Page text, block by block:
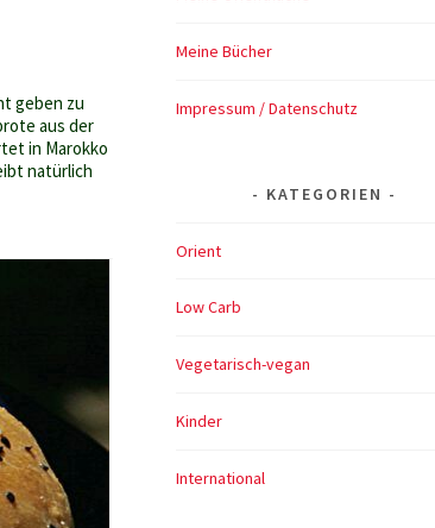
geben zu
aus der
in Marokko
natürlich
Meine Bücher
Impressum / Datenschutz
KATEGORIEN
Orient
Low Carb
Vegetarisch-vegan
Kinder
International